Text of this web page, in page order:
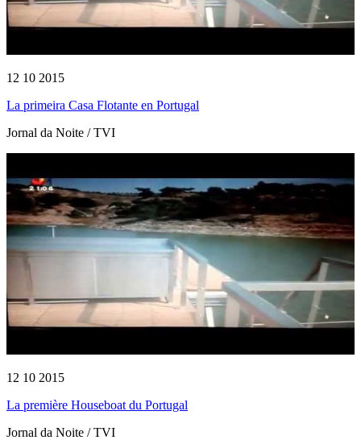
12 10 2015
La primeira Casa Flotante en Portugal
Jornal da Noite / TVI
12 10 2015
La première Houseboat du Portugal
Jornal da Noite / TVI